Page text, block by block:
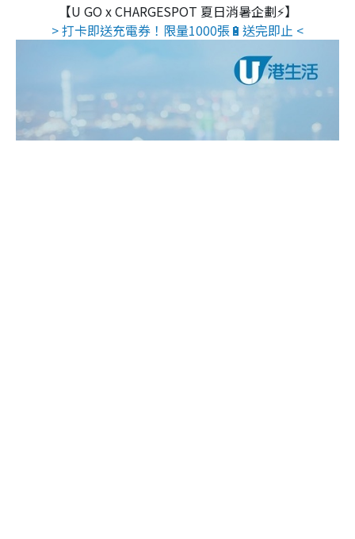
【U GO x CHARGESPOT 夏日消暑企劃⚡】
> 打卡即送充電券！限量1000張🔋送完即止 <